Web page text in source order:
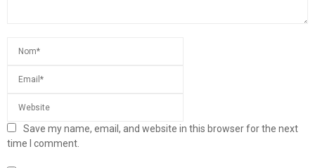
Save my name, email, and website in this browser for the next
time I comment.